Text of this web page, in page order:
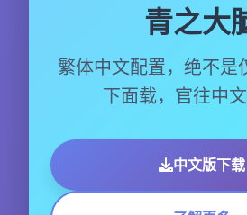
青之大
繁体中文配置，绝不是
下面载，官往中
中文版下载